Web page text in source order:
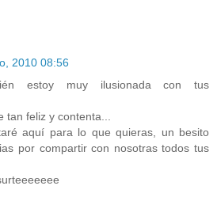
2010 08:56
estoy muy ilusionada con tus
feliz y contenta...
aquí para lo que quieras, un besito
por compartir con nosotras todos tus